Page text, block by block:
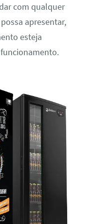
com qualquer
apresentar,
esteja